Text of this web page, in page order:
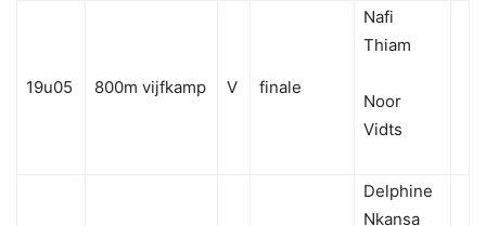
19u05 800m vijfkamp V finale
Nafi
Thiam
Noor
Vidts
Delphine
Nkansa